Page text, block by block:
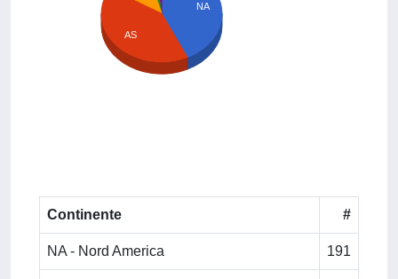
NA
AS
Continente #
NA - Nord America 191